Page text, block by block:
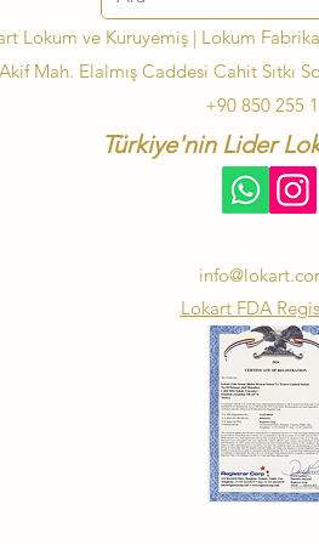
Lokum ve Kuruyemiş | Lokum
Mah. Elalmış Caddesi Cahit Sıtkı
+90 850 255
Türkiye'nin Lider
Lokart FDA